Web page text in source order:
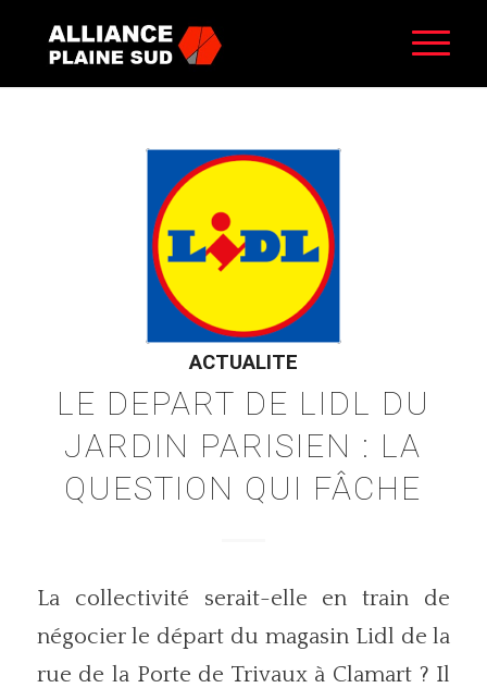
ACTUALITE
LE DEPART DE LIDL DU
JARDIN PARISIEN : LA
QUESTION QUI FÂCHE
La collectivité serait-elle en train de
négocier le départ du magasin Lidl de la
rue de la Porte de Trivaux à Clamart ? Il